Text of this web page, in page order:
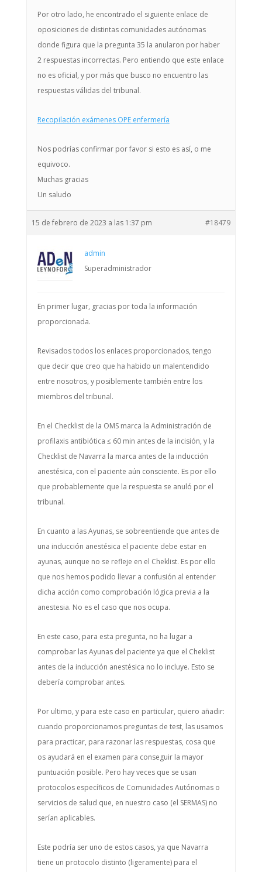
Por otro lado, he encontrado el siguiente enlace de
oposiciones de distintas comunidades autónomas
donde figura que la pregunta 35 la anularon por haber
2 respuestas incorrectas. Pero entiendo que este enlace
no es oficial, y por más que busco no encuentro las
respuestas válidas del tribunal.
Recopilación exámenes OPE enfermería
Nos podrías confirmar por favor si esto es así, o me
equivoco.
Muchas gracias
Un saludo
15 de febrero de 2023 a las 1:37 pm #18479
admin
Superadministrador
En primer lugar, gracias por toda la información
proporcionada.
Revisados todos los enlaces proporcionados, tengo
que decir que creo que ha habido un malentendido
entre nosotros, y posiblemente también entre los
miembros del tribunal.
En el Checklist de la OMS marca la Administración de
profilaxis antibiótica ≤ 60 min antes de la incisión, y la
Checklist de Navarra la marca antes de la inducción
anestésica, con el paciente aún consciente. Es por ello
que probablemente que la respuesta se anuló por el
tribunal.
En cuanto a las Ayunas, se sobreentiende que antes de
una inducción anestésica el paciente debe estar en
ayunas, aunque no se refleje en el Cheklist. Es por ello
que nos hemos podido llevar a confusión al entender
dicha acción como comprobación lógica previa a la
anestesia. No es el caso que nos ocupa.
En este caso, para esta pregunta, no ha lugar a
comprobar las Ayunas del paciente ya que el Cheklist
antes de la inducción anestésica no lo incluye. Esto se
debería comprobar antes.
Por ultimo, y para este caso en particular, quiero añadir:
cuando proporcionamos preguntas de test, las usamos
para practicar, para razonar las respuestas, cosa que
os ayudará en el examen para conseguir la mayor
puntuación posible. Pero hay veces que se usan
protocolos específicos de Comunidades Autónomas o
servicios de salud que, en nuestro caso (el SERMAS) no
serían aplicables.
Este podría ser uno de estos casos, ya que Navarra
tiene un protocolo distinto (ligeramente) para el